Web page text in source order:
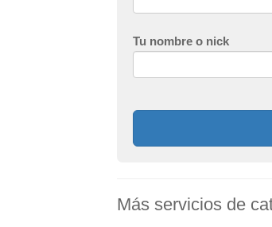
Tu nombre o nick
Más servicios de